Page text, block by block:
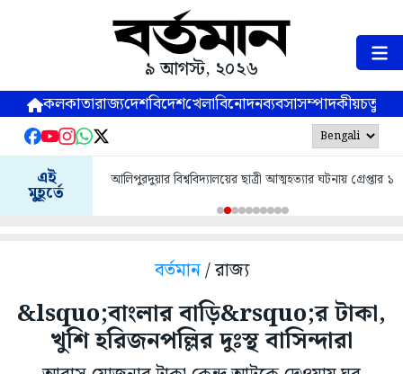
৯ আগস্ট, ২০২৬
কলকাতারাজ্যদেশবিদেশখেলাবিনোদনব্যবসাসম্পাদকীয়
এই
মুহূর্তে
আলিপুরদুয়ার বিশ্ববিদ্যালয়ের ছাত্রী আত্মহত্যার ঘটনায় গ্রেপ্তার ১
বর্তমান/ রাজ্য
&lsquo;বাংলার বাড়ি&rsquo;র টাকা,
খুশি হরিজনপল্লির দুঃস্থ বাসিন্দারা